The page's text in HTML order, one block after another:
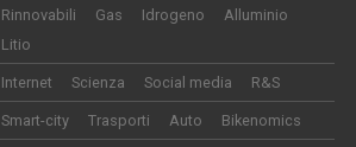
Rinnovabili Gas Idrogeno
Alluminio
Litio
Internet Scienza Social media R&S
Smart-city Trasporti Auto Bikenomics